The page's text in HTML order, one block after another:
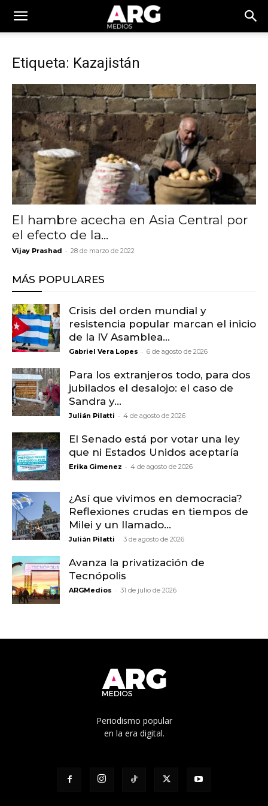
Etiqueta: Kazajistán
El hambre acecha en Asia Central por
el efecto de la...
Vijay Prashad - 28 de marzo de 2022
MÁS POPULARES
Crisis del orden mundial y
resistencia popular marcan el inicio
de la IV Asamblea...
Gabriel Vera Lopes - 6 de agosto de 2026
Para los extranjeros todo, para dos
jubilados el desalojo: el caso de
Sandra y...
Julián Pilatti - 4 de agosto de 2026
El Senado está por votar una ley
que ni Estados Unidos aceptaría
Erika Gimenez - 4 de agosto de 2026
¿Así que vivimos en democracia?
Reflexiones crudas en tiempos de
Milei y un llamado...
Julián Pilatti - 3 de agosto de 2026
Avanza la privatización de
Tecnópolis
ARGMedios - 31 de julio de 2026
Periodismo popular
en la era digital.